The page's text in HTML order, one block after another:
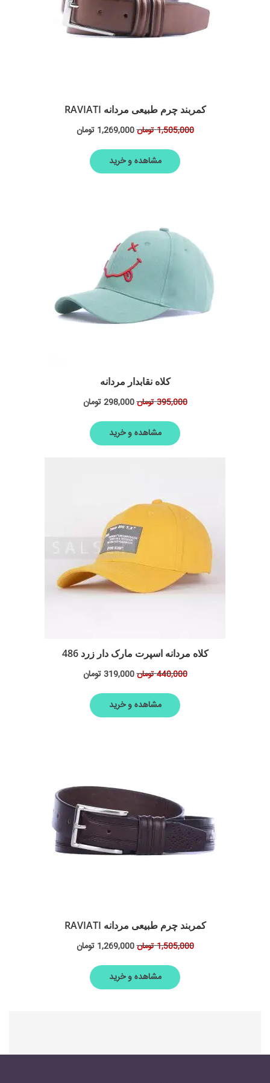
کمربند چرم طبیعی مردانه RAVIATI
1,505,000تومان1,269,000 تومان
مشاهده و خرید
کلاه نقابدار مردانه
395,000تومان298,000تومان
مشاهده و خرید
کلاه مردانه اسپرت مارک دار زرد 486
440,000تومان319,000 تومان
مشاهده و خرید
کمربند چرم طبیعی مردانه RAVIATI
1,505,000تومان1,269,000 تومان
مشاهده و خرید